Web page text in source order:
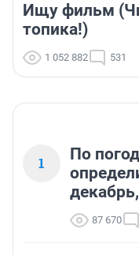
Ищу фильм
топика!)
1 052 882 531
1
По
87 670